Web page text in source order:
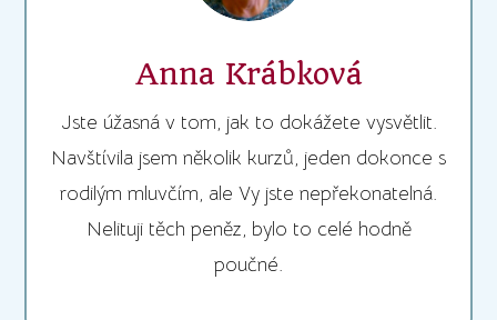
Anna Krábková
Jste úžasná v tom, jak to dokážete vysvětlit.
Navštívila jsem několik kurzů, jeden dokonce s
rodilým mluvčím, ale Vy jste nepřekonatelná.
Nelituji těch peněz, bylo to celé hodně
poučné.